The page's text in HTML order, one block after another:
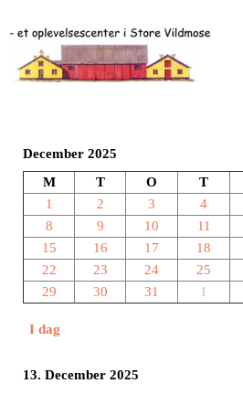
December 2025
M
T O T
1
2 3 4
8
9 10 11
15
16 17 18
22
23 24 25
29
30 31 1
I dag
13. December 2025